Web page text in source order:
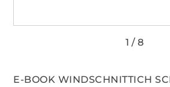
E-BOOK WINDSCHNITTICH